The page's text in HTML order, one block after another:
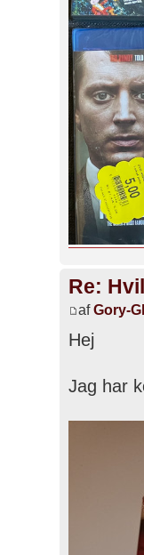
Re:
afGory-
Hej
Jag har